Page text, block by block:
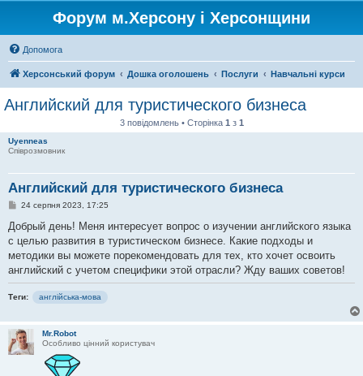
Форум м.Херсону і Херсонщини
Допомога
Херсонський форум Дошка оголошень Послуги Навчальні курси
Английский для туристического бизнеса
3 повідомлень • Сторінка 1 з 1
Uyenneas
Співрозмовник
Английский для туристического бизнеса
П
в
д
о
л
е
н
24 серпня 2023, 17:25
Добрый день! Меня интересует вопрос о изучении английского языка
с целью развития в туристическом бизнесе. Какие подходы и
методики вы можете порекомендовать для тех, кто хочет освоить
английский с учетом специфики этой отрасли? Жду ваших советов!
Теги: англійська-мова
Mr.Robot
Особливо цінний користувач